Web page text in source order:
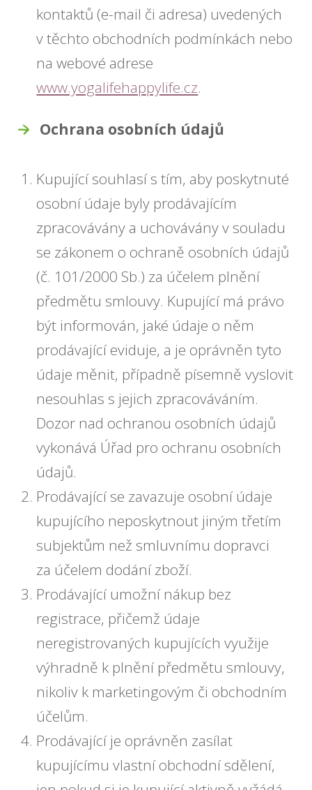
kontaktů (e-mail či adresa) uvedených
v těchto obchodních podmínkách nebo
na webové adrese
www.yogalifehappylife.cz.
Ochrana osobních údajů
Kupující souhlasí s tím, aby poskytnuté
osobní údaje byly prodávajícím
zpracovávány a uchovávány v souladu
se zákonem o ochraně osobních údajů
(č. 101/2000 Sb.) za účelem plnění
předmětu smlouvy. Kupující má právo
být informován, jaké údaje o něm
prodávající eviduje, a je oprávněn tyto
údaje měnit, případně písemně vyslovit
nesouhlas s jejich zpracováváním.
Dozor nad ochranou osobních údajů
vykonává Úřad pro ochranu osobních
údajů.
Prodávající se zavazuje osobní údaje
kupujícího neposkytnout jiným třetím
subjektům než smluvnímu dopravci
za účelem dodání zboží.
Prodávající umožní nákup bez
registrace, přičemž údaje
neregistrovaných kupujících využije
výhradně k plnění předmětu smlouvy,
nikoliv k marketingovým či obchodním
účelům.
Prodávající je oprávněn zasílat
kupujícímu vlastní obchodní sdělení,